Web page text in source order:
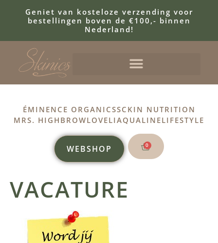
Geniet van kosteloze verzending voor
bestellingen boven de €100,- binnen
Nederland!
ÉMINENCE ORGANICSSCKIN NUTRITION
MRS. HIGHBROWLOVELIAQUALINELIFESTYLE
WEBSHOP 0
VACATURE